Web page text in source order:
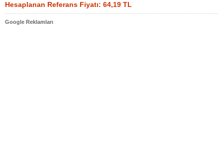
Hesaplanan Referans Fiyatı: 64,19 TL
Google Reklamları